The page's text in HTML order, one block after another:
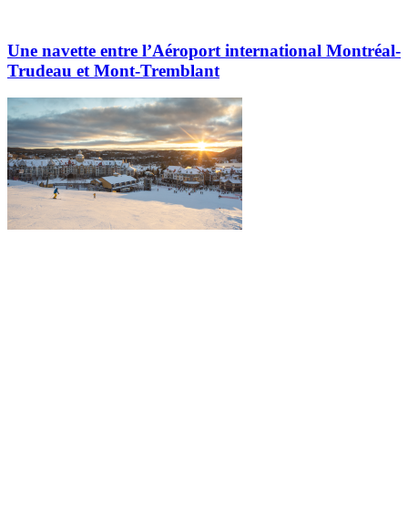
Une navette entre l’Aéroport international Montréal-
Trudeau et Mont-Tremblant